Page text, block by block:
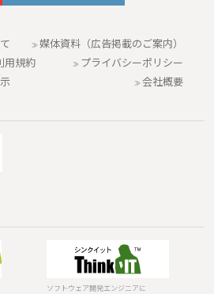
媒体資料（広告掲載のご案内）
用規約
プライバシーポリシー
会社概要
ソフトウェア開発エンジニアに